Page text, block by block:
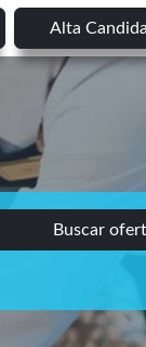
Alta
Buscar